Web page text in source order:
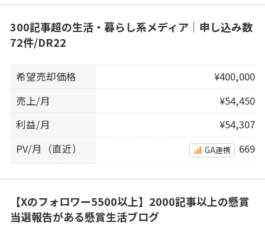
300記事超の生活・暮らし系メディア｜申し込み数
72件/DR22
希望売却価格
¥400,000
売上/月
¥54,450
利益/月
¥54,307
PV/月（直近）
GA連携 669
【Xのフォロワー5500以上】2000記事以上の懸賞
当選報告がある懸賞生活ブログ